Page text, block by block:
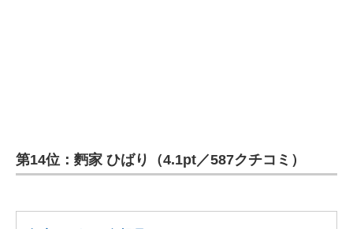
第14位：麪家 ひばり（4.1pt／587クチコミ）